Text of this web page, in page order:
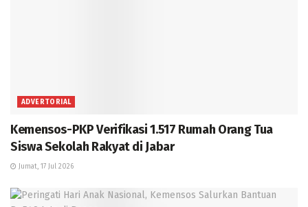
ADVERTORIAL
Kemensos-PKP Verifikasi 1.517 Rumah Orang Tua
Siswa Sekolah Rakyat di Jabar
Jumat, 17 Jul 2026